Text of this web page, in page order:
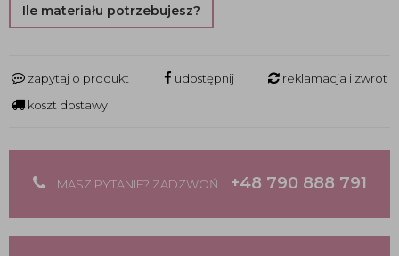
Ile materiału potrzebujesz?
zapytaj o produkt udostępnij
reklamacja i zwrot
koszt dostawy
MASZ PYTANIE? ZADZWOŃ +48 790 888 791